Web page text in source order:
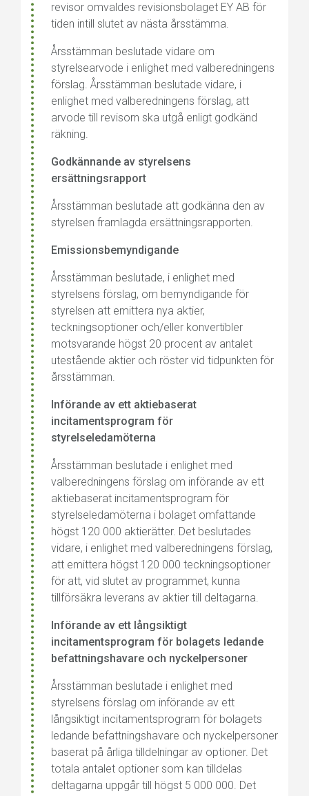
revisor omvaldes revisionsbolaget EY AB för
tiden intill slutet av nästa årsstämma.
Årsstämman beslutade vidare om
styrelsearvode i enlighet med valberedningens
förslag. Årsstämman beslutade vidare, i
enlighet med valberedningens förslag, att
arvode till revisorn ska utgå enligt godkänd
räkning.
Godkännande av styrelsens
ersättningsrapport
Årsstämman beslutade att godkänna den av
styrelsen framlagda ersättningsrapporten.
Emissionsbemyndigande
Årsstämman beslutade, i enlighet med
styrelsens förslag, om bemyndigande för
styrelsen att emittera nya aktier,
teckningsoptioner och/eller konvertibler
motsvarande högst 20 procent av antalet
utestående aktier och röster vid tidpunkten för
årsstämman.
Införande av ett aktiebaserat
incitamentsprogram för
styrelseledamöterna
Årsstämman beslutade i enlighet med
valberedningens förslag om införande av ett
aktiebaserat incitamentsprogram för
styrelseledamöterna i bolaget omfattande
högst 120 000 aktierätter. Det beslutades
vidare, i enlighet med valberedningens förslag,
att emittera högst 120 000 teckningsoptioner
för att, vid slutet av programmet, kunna
tillförsäkra leverans av aktier till deltagarna.
Införande av ett långsiktigt
incitamentsprogram för bolagets ledande
befattningshavare och nyckelpersoner
Årsstämman beslutade i enlighet med
styrelsens förslag om införande av ett
långsiktigt incitamentsprogram för bolagets
ledande befattningshavare och nyckelpersoner
baserat på årliga tilldelningar av optioner. Det
totala antalet optioner som kan tilldelas
deltagarna uppgår till högst 5 000 000. Det